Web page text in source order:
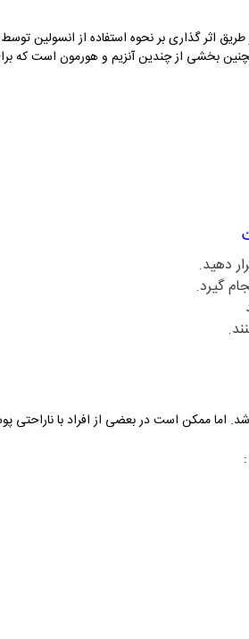
اثر گذاری بر نحوه استفاده از انسولین
بخشی از چندین آنزیم و هورمون است که
دهید.
گیرد.
اما ممکن است در بعضی از افراد با ناراحتی